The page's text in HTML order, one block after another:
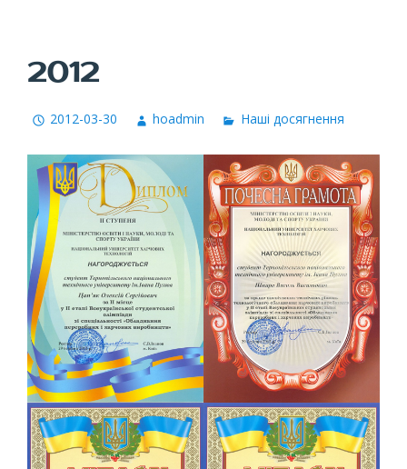
2012
2012-03-30 hoadmin Наші досягнення